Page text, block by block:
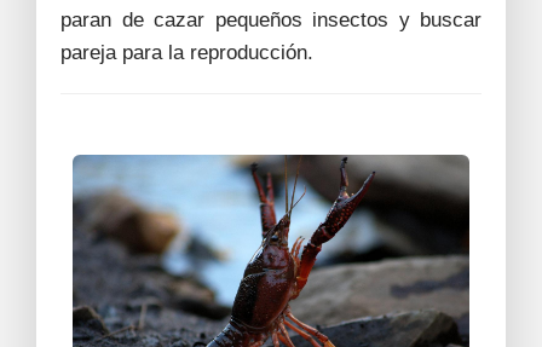
paran de cazar pequeños insectos y buscar
pareja para la reproducción.